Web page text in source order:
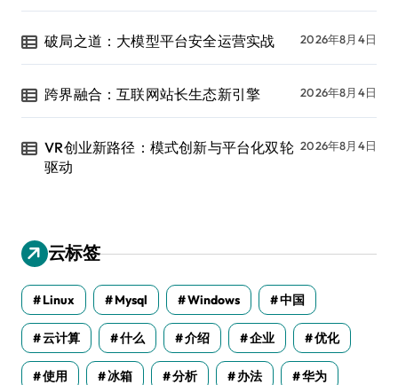
破局之道：大模型平台安全运营实战 2026年8月4日
跨界融合：互联网站长生态新引擎 2026年8月4日
VR创业新路径：模式创新与平台化双轮
驱动
2026年8月4日
云标签
Linux Mysql Windows 中国
云计算 什么 介绍 企业 优化
使用 冰箱 分析 办法 华为